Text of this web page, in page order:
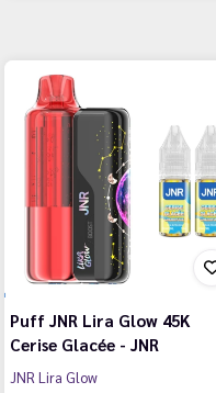
Puff JNR Lira Glow 45K
Cerise Glacée - JNR
JNR Lira Glow